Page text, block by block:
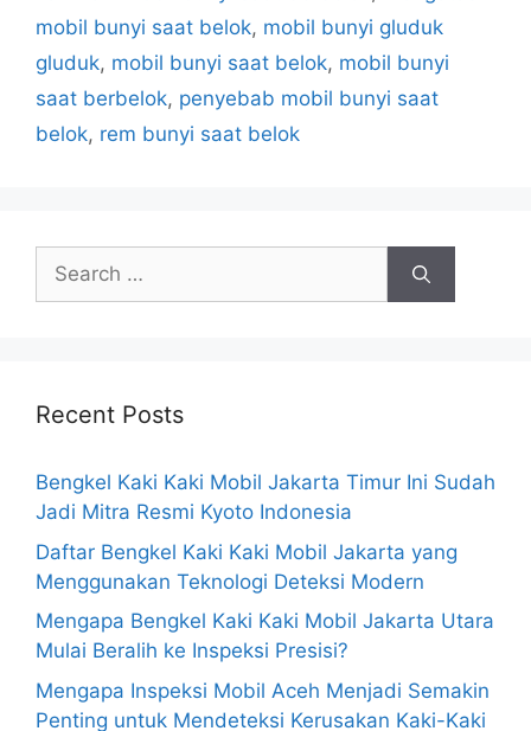
mobil bunyi saat belok, mobil bunyi gluduk
gluduk, mobil bunyi saat belok, mobil bunyi
saat berbelok, penyebab mobil bunyi saat
belok, rem bunyi saat belok
Recent Posts
Bengkel Kaki Kaki Mobil Jakarta Timur Ini Sudah
Jadi Mitra Resmi Kyoto Indonesia
Daftar Bengkel Kaki Kaki Mobil Jakarta yang
Menggunakan Teknologi Deteksi Modern
Mengapa Bengkel Kaki Kaki Mobil Jakarta Utara
Mulai Beralih ke Inspeksi Presisi?
Mengapa Inspeksi Mobil Aceh Menjadi Semakin
Penting untuk Mendeteksi Kerusakan Kaki-Kaki